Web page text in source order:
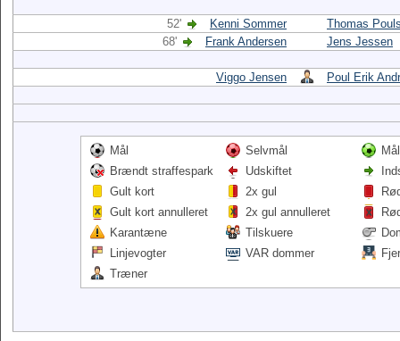
52' Kenni Sommer
Thomas
68'
Frank Andersen Jens Jessen
Viggo Jensen Poul Erik
Mål Selvmål
Brændt straffespark
Udskiftet
Gult kort
2x gul
Gult kort annulleret
2x gul annulleret
Karantæne
Tilskuere
Linjevogter
VAR dommer
Træner